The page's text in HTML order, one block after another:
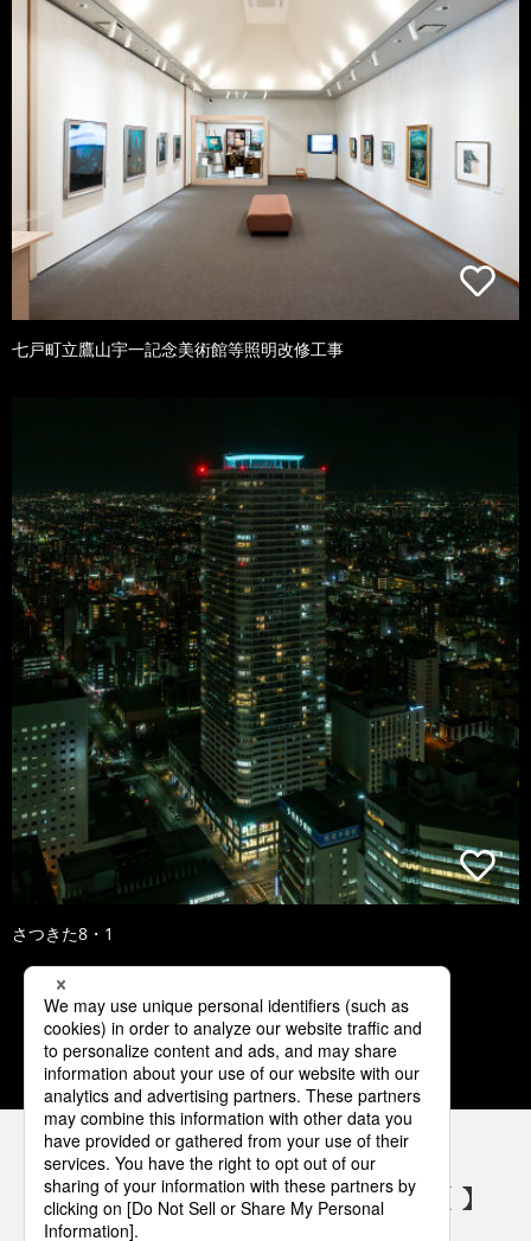
七戸町立鷹山宇一記念美術館等照明改修工事
さつきた8・1
1 2 3 4 5
パナソニックの電気設備 SNSアカウント